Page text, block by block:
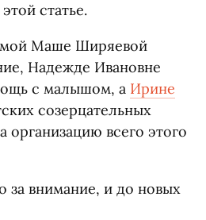
статье.
Маше Ширяевой
Надежде Ивановне
с малышом, а Ирине
созерцательных
организацию всего этого
за внимание, и до новых